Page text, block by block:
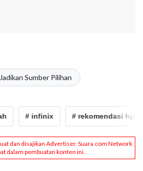
Jadikan Sumber Pilihan
# infinix # rekomendasi hp